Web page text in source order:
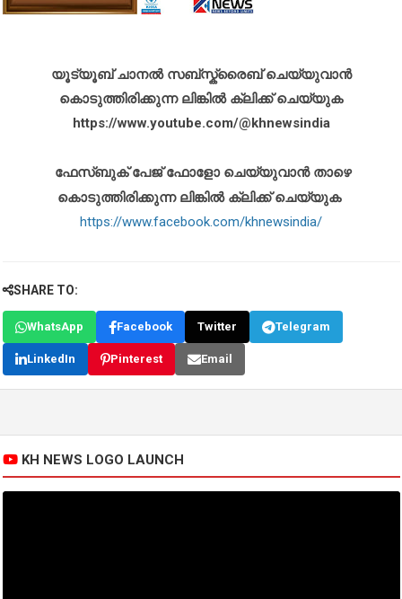
യൂട്യൂബ് ചാനൽ സബ്സ്ക്രൈബ് ചെയ്യുവാൻ
കൊടുത്തിരിക്കുന്ന ലിങ്കിൽ ക്ലിക്ക് ചെയ്യുക
https://www.youtube.com/@khnewsindia
ഫേസ്ബുക് പേജ് ഫോളോ ചെയ്യുവാൻ താഴെ
കൊടുത്തിരിക്കുന്ന ലിങ്കിൽ ക്ലിക്ക് ചെയ്യുക
https://www.facebook.com/khnewsindia/
SHARE TO:
WhatsApp Facebook Twitter Telegram
LinkedIn Pinterest Email
KH NEWS LOGO LAUNCH